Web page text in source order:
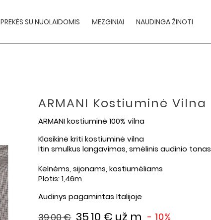
PREKĖS SU NUOLAIDOMIS MEZGINIAI NAUDINGA ŽINOTI
ARMANI Kostiuminė Vilna
ARMANI kostiuminė 100% vilna
Klasikinė kriti kostiuminė vilna
Itin smulkus langavimas, smėlinis audinio tonas
Kelnėms, sijonams, kostiumėliams
Plotis: 1,46m
Audinys pagamintas Italijoje
35,10 € už m - 10%
39,00 €